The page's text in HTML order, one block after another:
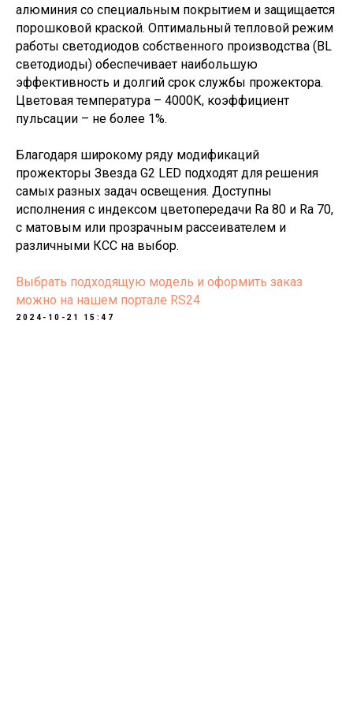
алюминия со специальным покрытием и защищается
порошковой краской. Оптимальный тепловой режим
работы светодиодов собственного производства (BL
светодиоды) обеспечивает наибольшую
эффективность и долгий срок службы прожектора.
Цветовая температура – 4000К, коэффициент
пульсации – не более 1%.
Благодаря широкому ряду модификаций
прожекторы Звезда G2 LED подходят для решения
самых разных задач освещения. Доступны
исполнения с индексом цветопередачи Ra 80 и Ra 70,
с матовым или прозрачным рассеивателем и
различными КСС на выбор.
Выбрать подходящую модель и оформить заказ
можно на нашем портале RS24
2024-10-21 15:47